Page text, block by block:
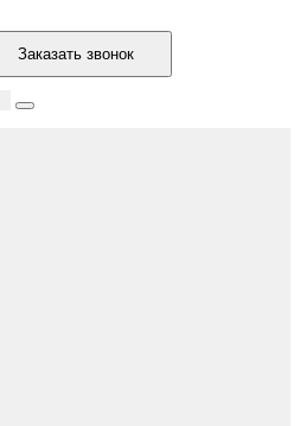
Заказать звонок